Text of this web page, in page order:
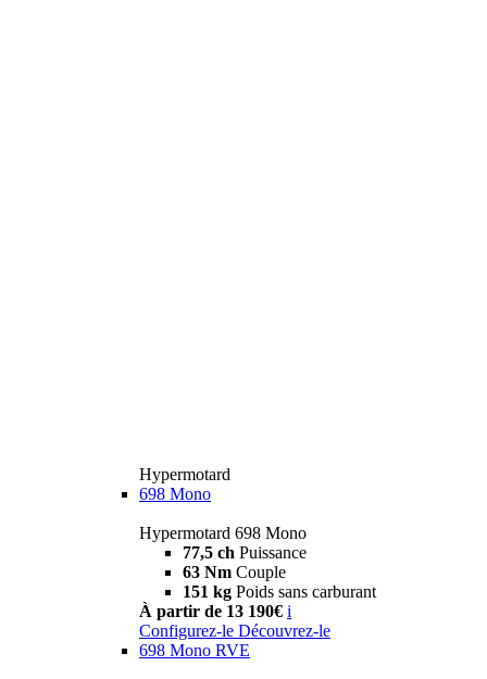
Hypermotard
698 Mono
Hypermotard 698 Mono
77,5 ch Puissance
63 Nm Couple
151 kg Poids sans carburant
À partir de 13 190€ i
Configurez-le Découvrez-le
698 Mono RVE